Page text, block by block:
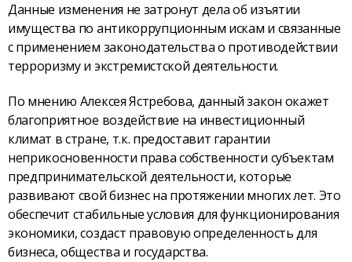
Данные изменения не затронут дела об изъятии
имущества по антикоррупционным искам и связанные
с применением законодательства о противодействии
терроризму и экстремистской деятельности.
По мнению Алексея Ястребова, данный закон окажет
благоприятное воздействие на инвестиционный
климат в стране, т.к. предоставит гарантии
неприкосновенности права собственности субъектам
предпринимательской деятельности, которые
развивают свой бизнес на протяжении многих лет. Это
обеспечит стабильные условия для функционирования
экономики, создаст правовую определенность для
бизнеса, общества и государства.